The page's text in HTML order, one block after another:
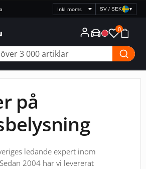
Välj
prisvisning
SV / SEK ▾
0
på
ledande expert inom
2004 har vi levererat